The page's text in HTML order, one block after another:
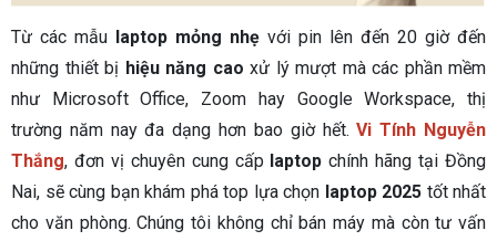
Từ các mẫu laptop mỏng nhẹ với pin lên đến 20 giờ đến
những thiết bị hiệu năng cao xử lý mượt mà các phần mềm
như Microsoft Office, Zoom hay Google Workspace, thị
trường năm nay đa dạng hơn bao giờ hết.Vi Tính Nguyễn
Thắng, đơn vị chuyên cung cấp laptop chính hãng tại Đồng
Nai, sẽ cùng bạn khám phá top lựa chọn laptop 2025 tốt nhất
cho văn phòng. Chúng tôi không chỉ bán máy mà còn tư vấn